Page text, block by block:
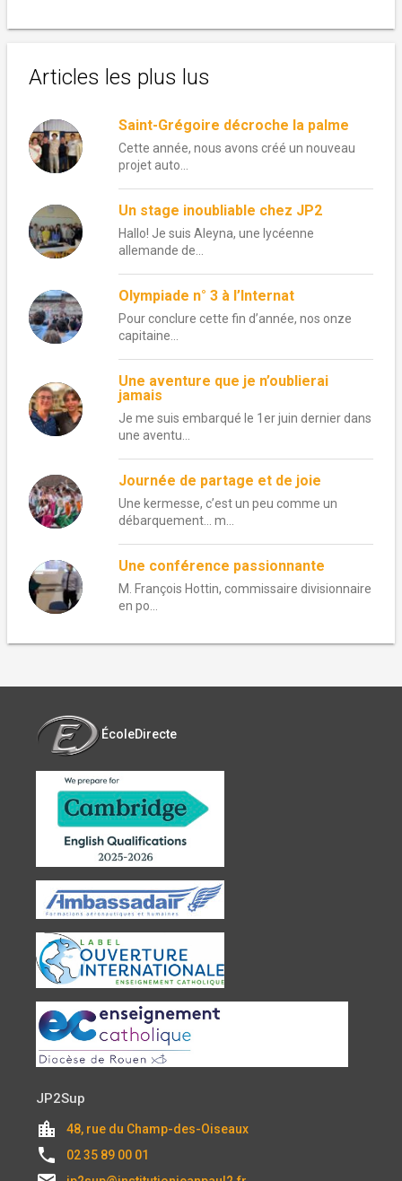
Articles les plus lus
Saint-Grégoire décroche la palme
Cette année, nous avons créé un nouveau
projet auto...
Un stage inoubliable chez JP2
Hallo! Je suis Aleyna, une lycéenne
allemande de...
Olympiade n° 3 à l’Internat
Pour conclure cette fin d’année, nos onze
capitaine...
Une aventure que je n’oublierai
jamais
Je me suis embarqué le 1er juin dernier dans
une aventu...
Journée de partage et de joie
Une kermesse, c’est un peu comme un
débarquement… m...
Une conférence passionnante
M. François Hottin, commissaire divisionnaire
en po...
ÉcoleDirecte
JP2Sup
location_city 48, rue du Champ-des-Oiseaux
local_phone 02 35 89 00 01